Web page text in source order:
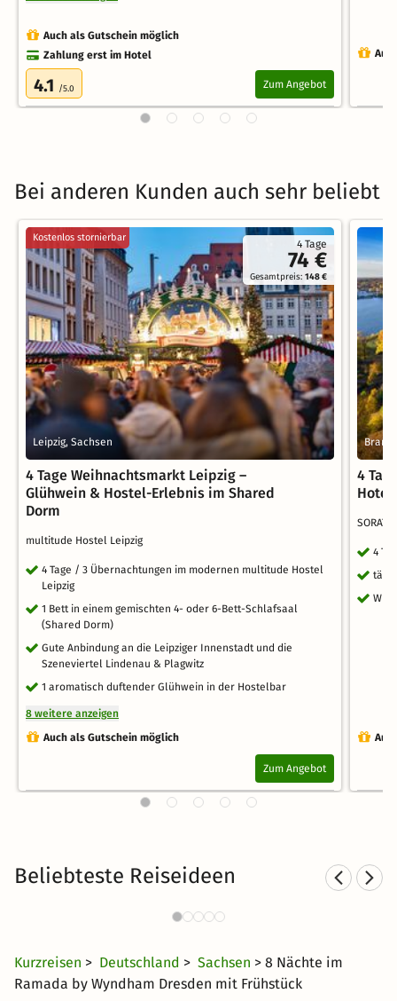
Auch als Gutschein möglich
Zahlung erst im Hotel
4.1 /5.0 Zum Angebot
Bei anderen Kunden auch sehr beliebt
4 Tage
74 €
Gesamtpreis:148 €
Kostenlos stornierbar
Leipzig, Sachsen
4 Tage Weihnachtsmarkt Leipzig –
Glühwein & Hostel-Erlebnis im Shared
Dorm
multitude Hostel Leipzig
4 Tage / 3 Übernachtungen im modernen multitude Hostel
Leipzig
1 Bett in einem gemischten 4- oder 6-Bett-Schlafsaal
(Shared Dorm)
Gute Anbindung an die Leipziger Innenstadt und die
Szeneviertel Lindenau & Plagwitz
1 aromatisch duftender Glühwein in der Hostelbar
8 weitere anzeigen
Auch als Gutschein möglich
Zum Angebot
4
Hotel
4
Beliebteste Reiseideen
Städtereisen nach Dresden
391 Angebote
Kurzreisen > Deutschland > Sachsen > 8 Nächte im
Ramada by Wyndham Dresden mit Frühstück